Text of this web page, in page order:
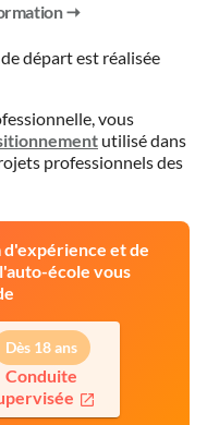
départ est réalisée
vous
utilisé dans
professionnels des
d'expérience et de
école vous
Dès 18 ans
Conduite